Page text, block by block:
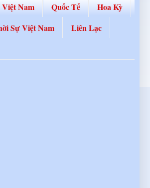
Nam Quốc Tế
Hoa Kỳ
Sự Việt Nam
Liên Lạc